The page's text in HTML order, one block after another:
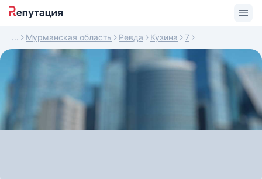
Мурманская область Ревда Кузина 7